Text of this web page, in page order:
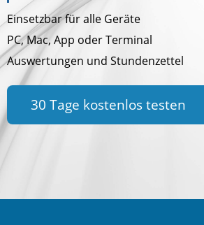
Einsetzbar für alle Geräte
PC, Mac, App oder Terminal
Auswertungen und Stundenzettel
30 Tage kostenlos testen